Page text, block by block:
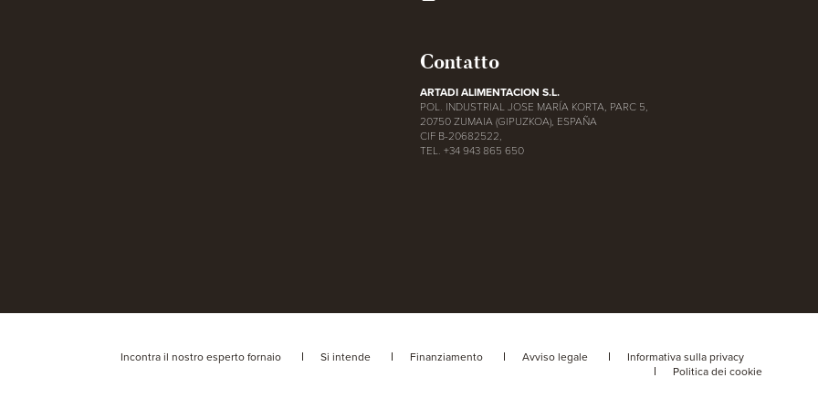
Contatto
ARTADI ALIMENTACION S.L.
POL. INDUSTRIAL JOSE MARÍA KORTA, PARC 5,
20750 ZUMAIA (GIPUZKOA), ESPAÑA
CIF B-20682522,
TEL. +34 943 865 650
Incontra il nostro esperto fornaio Si intende Finanziamento Avviso legale
Informativa sulla privacy
Politica dei cookie